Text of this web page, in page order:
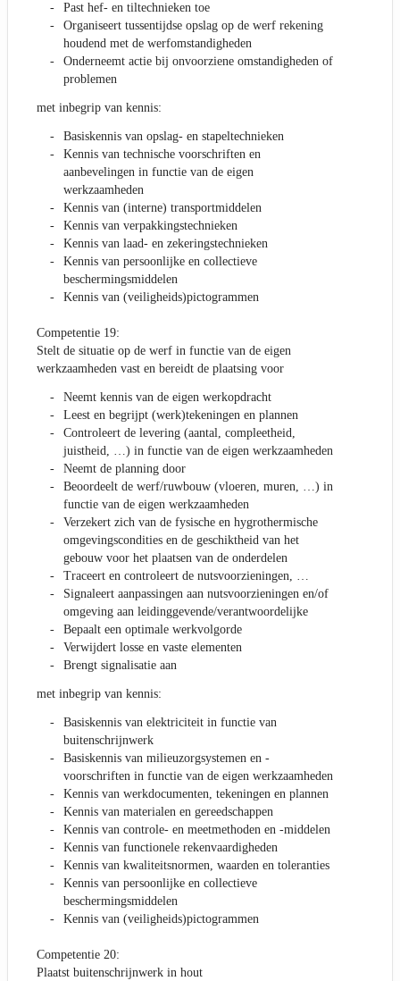
Past hef- en tiltechnieken toe
Organiseert tussentijdse opslag op de werf rekening
houdend met de werfomstandigheden
Onderneemt actie bij onvoorziene omstandigheden of
problemen
met inbegrip van kennis:
Basiskennis van opslag- en stapeltechnieken
Kennis van technische voorschriften en
aanbevelingen in functie van de eigen
werkzaamheden
Kennis van (interne) transportmiddelen
Kennis van verpakkingstechnieken
Kennis van laad- en zekeringstechnieken
Kennis van persoonlijke en collectieve
beschermingsmiddelen
Kennis van (veiligheids)pictogrammen
Competentie 19:
Stelt de situatie op de werf in functie van de eigen
werkzaamheden vast en bereidt de plaatsing voor
Neemt kennis van de eigen werkopdracht
Leest en begrijpt (werk)tekeningen en plannen
Controleert de levering (aantal, compleetheid,
juistheid, …) in functie van de eigen werkzaamheden
Neemt de planning door
Beoordeelt de werf/ruwbouw (vloeren, muren, …) in
functie van de eigen werkzaamheden
Verzekert zich van de fysische en hygrothermische
omgevingscondities en de geschiktheid van het
gebouw voor het plaatsen van de onderdelen
Traceert en controleert de nutsvoorzieningen, …
Signaleert aanpassingen aan nutsvoorzieningen en/of
omgeving aan leidinggevende/verantwoordelijke
Bepaalt een optimale werkvolgorde
Verwijdert losse en vaste elementen
Brengt signalisatie aan
met inbegrip van kennis:
Basiskennis van elektriciteit in functie van
buitenschrijnwerk
Basiskennis van milieuzorgsystemen en -
voorschriften in functie van de eigen werkzaamheden
Kennis van werkdocumenten, tekeningen en plannen
Kennis van materialen en gereedschappen
Kennis van controle- en meetmethoden en -middelen
Kennis van functionele rekenvaardigheden
Kennis van kwaliteitsnormen, waarden en toleranties
Kennis van persoonlijke en collectieve
beschermingsmiddelen
Kennis van (veiligheids)pictogrammen
Competentie 20:
Plaatst buitenschrijnwerk in hout